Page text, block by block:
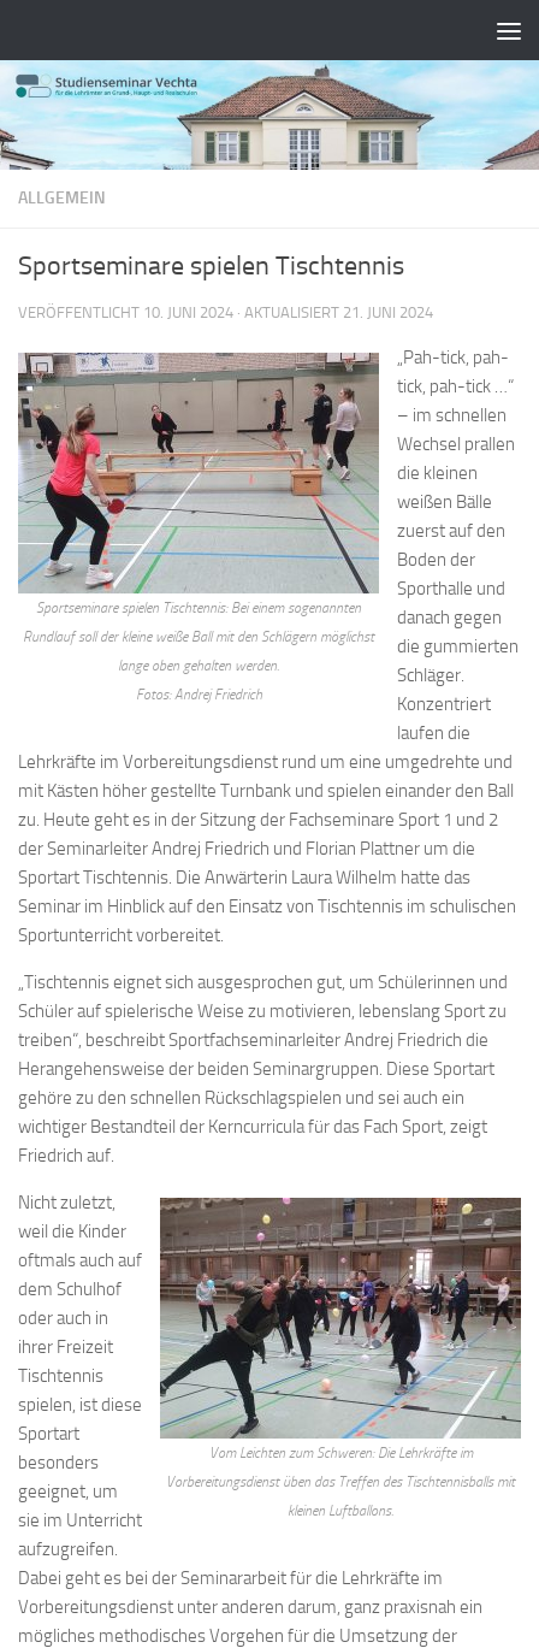
ALLGEMEIN
Sportseminare spielen Tischtennis
VERÖFFENTLICHT 10. JUNI 2024 · AKTUALISIERT 21. JUNI 2024
Sportseminare spielen Tischtennis: Bei einem sogenannten
Rundlauf soll der kleine weiße Ball mit den Schlägern möglichst
lange oben gehalten werden.
Fotos: Andrej Friedrich
„Pah-tick, pah-
tick, pah-tick …“
– im schnellen
Wechsel prallen
die kleinen
weißen Bälle
zuerst auf den
Boden der
Sporthalle und
danach gegen
die gummierten
Schläger.
Konzentriert
laufen die
Lehrkräfte im Vorbereitungsdienst rund um eine umgedrehte und
mit Kästen höher gestellte Turnbank und spielen einander den Ball
zu. Heute geht es in der Sitzung der Fachseminare Sport 1 und 2
der Seminarleiter Andrej Friedrich und Florian Plattner um die
Sportart Tischtennis. Die Anwärterin Laura Wilhelm hatte das
Seminar im Hinblick auf den Einsatz von Tischtennis im schulischen
Sportunterricht vorbereitet.
„Tischtennis eignet sich ausgesprochen gut, um Schülerinnen und
Schüler auf spielerische Weise zu motivieren, lebenslang Sport zu
treiben“, beschreibt Sportfachseminarleiter Andrej Friedrich die
Herangehensweise der beiden Seminargruppen. Diese Sportart
gehöre zu den schnellen Rückschlagspielen und sei auch ein
wichtiger Bestandteil der Kerncurricula für das Fach Sport, zeigt
Friedrich auf.
Vom Leichten zum Schweren: Die Lehrkräfte im
Vorbereitungsdienst üben das Treffen des Tischtennisballs mit
kleinen Luftballons.
Nicht zuletzt,
weil die Kinder
oftmals auch auf
dem Schulhof
oder auch in
ihrer Freizeit
Tischtennis
spielen, ist diese
Sportart
besonders
geeignet, um
sie im Unterricht
aufzugreifen.
Dabei geht es bei der Seminararbeit für die Lehrkräfte im
Vorbereitungsdienst unter anderen darum, ganz praxisnah ein
mögliches methodisches Vorgehen für die Umsetzung der